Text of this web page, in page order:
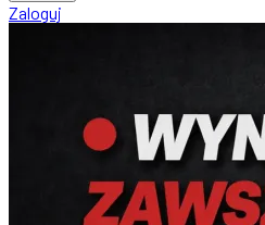
Zaloguj